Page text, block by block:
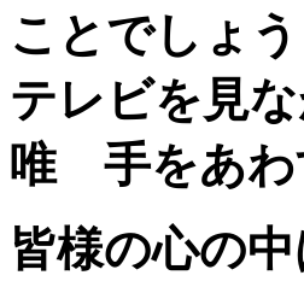
ことでしょう
テレビを見
唯 手をあわ
皆様の心の中